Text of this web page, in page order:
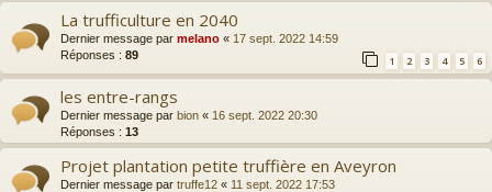
La trufficulture en 2040
Dernier message par melano « 17 sept. 2022 14:59
Réponses : 89 1 2 3 4 5 6
les entre-rangs
Dernier message par bion « 16 sept. 2022 20:30
Réponses : 13
Projet plantation petite truffière en Aveyron
Dernier message par truffe12 « 11 sept. 2022 17:53